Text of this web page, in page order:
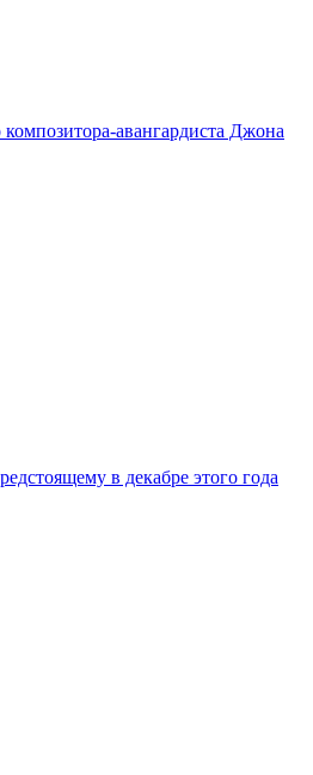
авангардиста Джона
в декабре этого года